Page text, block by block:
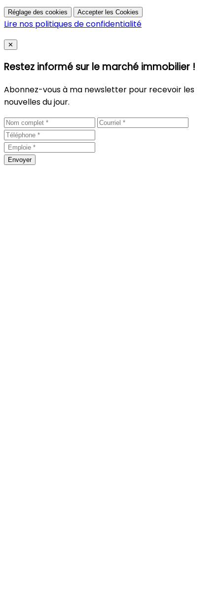
Réglage des cookies Accepter les Cookies
Lire nos politiques de confidentialité
Close
✕
Restez informé sur le marché immobilier !
Abonnez-vous à ma newsletter pour recevoir les
nouvelles du jour.
Envoyer